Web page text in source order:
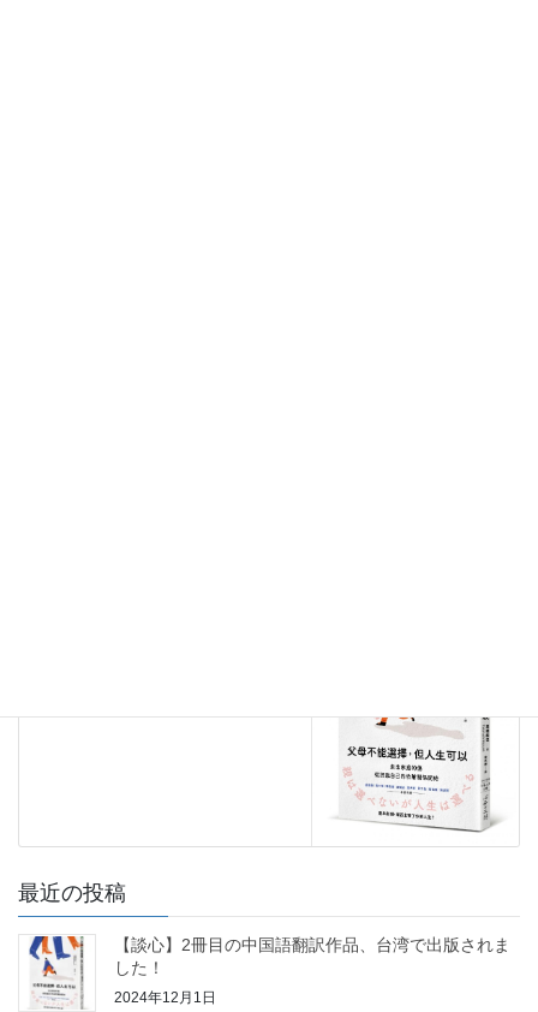
最近の投稿
【談心】2冊目の中国語翻訳作品、台湾で出版されま
した！
2024年12月1日